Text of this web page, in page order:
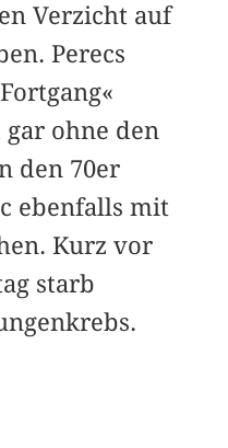
Verzicht auf
Perecs
ohne den
den 70er
ebenfalls mit
Kurz vor
starb